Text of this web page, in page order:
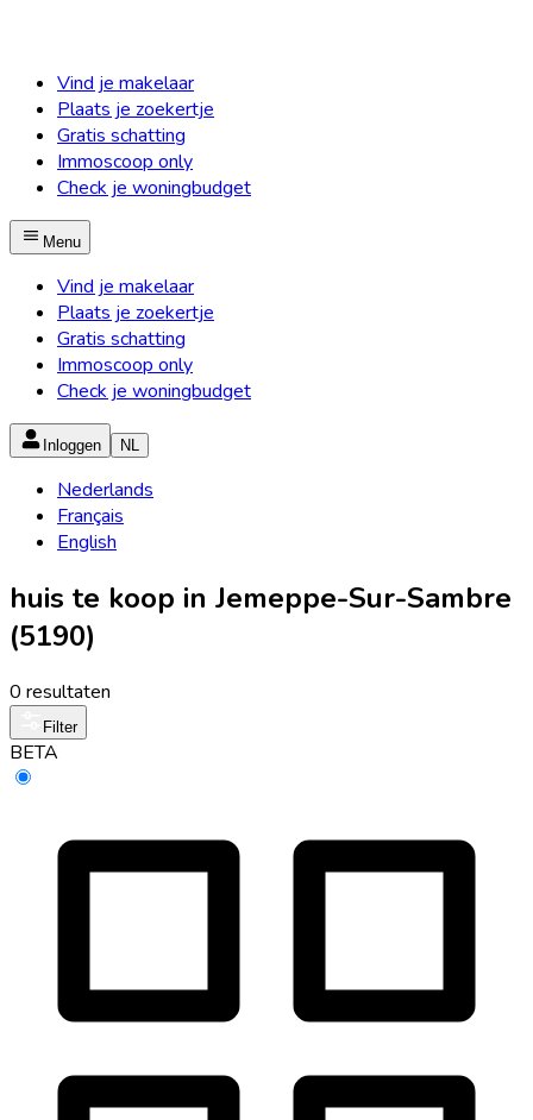
Vind je makelaar
Plaats je zoekertje
Gratis schatting
Immoscoop only
Check je woningbudget
Menu
Vind je makelaar
Plaats je zoekertje
Gratis schatting
Immoscoop only
Check je woningbudget
Inloggen NL
Nederlands
Français
English
huis te koop in Jemeppe-Sur-Sambre
(5190)
0 resultaten
Filter
BETA